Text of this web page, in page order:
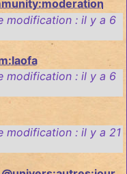
modification : il y a 6
modification : il y a 6
modification : il y a 21